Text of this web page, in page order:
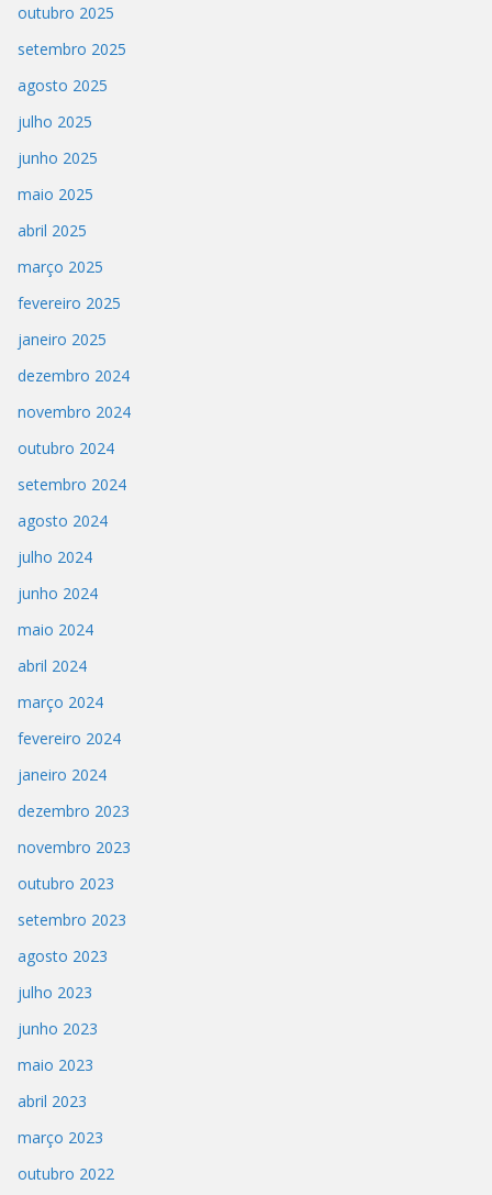
outubro 2025
setembro 2025
agosto 2025
julho 2025
junho 2025
maio 2025
abril 2025
março 2025
fevereiro 2025
janeiro 2025
dezembro 2024
novembro 2024
outubro 2024
setembro 2024
agosto 2024
julho 2024
junho 2024
maio 2024
abril 2024
março 2024
fevereiro 2024
janeiro 2024
dezembro 2023
novembro 2023
outubro 2023
setembro 2023
agosto 2023
julho 2023
junho 2023
maio 2023
abril 2023
março 2023
outubro 2022